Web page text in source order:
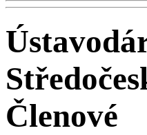
Členové